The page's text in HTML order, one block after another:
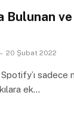
Bulunan
20 Şubat 2022
Spotify’ı
ek…